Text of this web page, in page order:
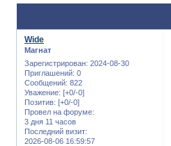
Wide
Магнат
Зарегистрирован: 2024-08-30
Приглашений: 0
Сообщений: 822
Уважение: [+0/-0]
Позитив: [+0/-0]
Провел на форуме:
3 дня 11 часов
Последний визит:
2026-08-06 16:59:57